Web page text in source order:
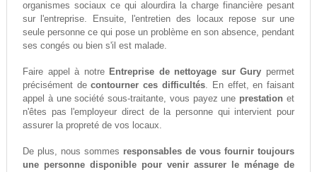
organismes sociaux ce qui alourdira la charge financière pesant
sur l'entreprise. Ensuite, l'entretien des locaux repose sur une
seule personne ce qui pose un problème en son absence, pendant
ses congés ou bien s'il est malade.
Faire appel à notre Entreprise de nettoyage sur Gury permet
précisément decontourner ces difficultés. En effet, en faisant
appel à une société sous-traitante, vous payez une prestation et
n'êtes pas l'employeur direct de la personne qui intervient pour
assurer la propreté de vos locaux.
De plus, nous sommes responsables de vous fournir toujours
une personne disponible pour venir assurer le ménage de